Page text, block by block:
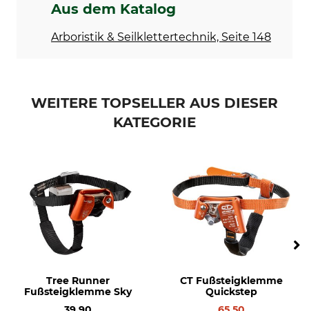
Aus dem Katalog
Arboristik & Seilklettertechnik, Seite 148
WEITERE TOPSELLER AUS DIESER
KATEGORIE
Tree Runner
Fußsteigklemme Sky
CT Fußsteigklemme
Quickstep